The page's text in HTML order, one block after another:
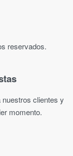
reservados.
clientes y
momento.